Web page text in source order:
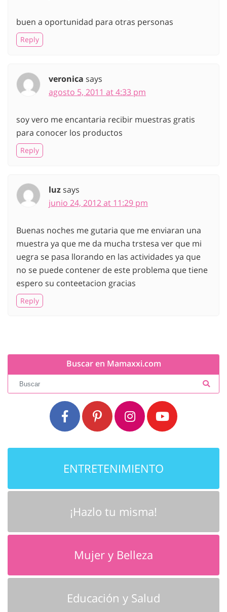
buen a oportunidad para otras personas
Reply
veronica says
agosto 5, 2011 at 4:33 pm
soy vero me encantaria recibir muestras gratis
para conocer los productos
Reply
luzsays
junio 24, 2012 at 11:29 pm
Buenas noches me gutaria que me enviaran una
muestra ya que me da mucha trstesa ver que mi
uegra se pasa llorando en las actividades ya que
no se puede contener de este problema que tiene
espero su conteetacion gracias
Reply
Buscar en Mamaxxi.com
ENTRETENIMIENTO
¡Hazlo tu misma!
Mujer y Belleza
Educación y Salud